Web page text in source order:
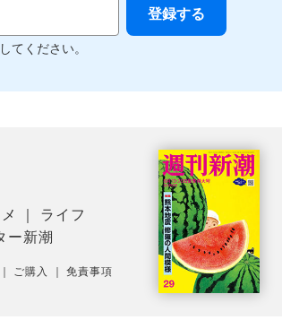
てください。
ライフ
ー新潮
ご購入 ｜免責事項